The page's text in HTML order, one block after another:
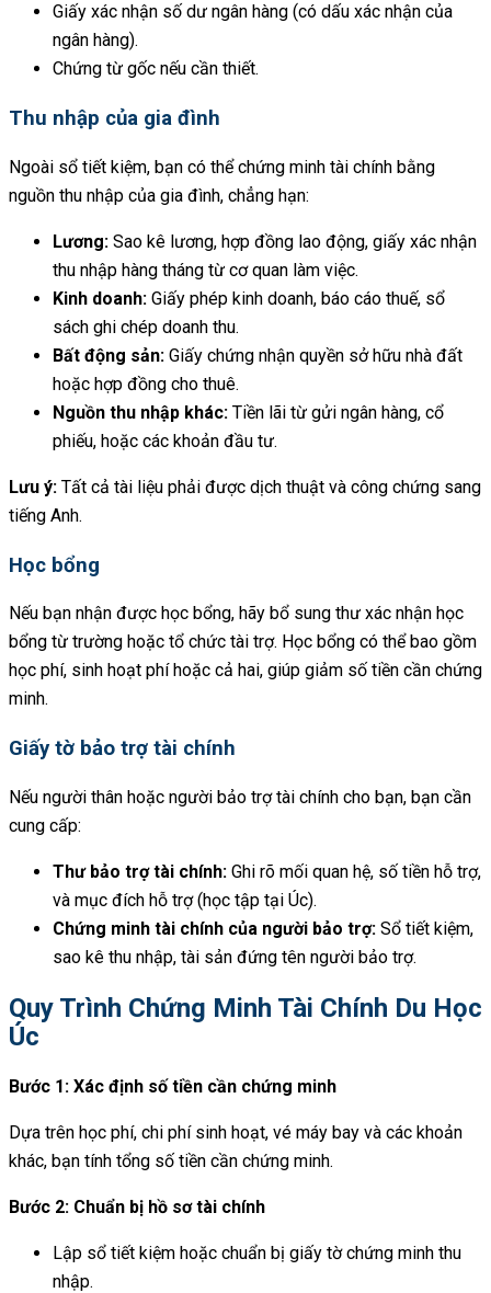
Giấy xác nhận số dư ngân hàng (có dấu xác nhận của
ngân hàng).
Chứng từ gốc nếu cần thiết.
Thu nhập của gia đình
Ngoài sổ tiết kiệm, bạn có thể chứng minh tài chính bằng
nguồn thu nhập của gia đình, chẳng hạn:
Lương: Sao kê lương, hợp đồng lao động, giấy xác nhận
thu nhập hàng tháng từ cơ quan làm việc.
Kinh doanh: Giấy phép kinh doanh, báo cáo thuế, sổ
sách ghi chép doanh thu.
Bất động sản: Giấy chứng nhận quyền sở hữu nhà đất
hoặc hợp đồng cho thuê.
Nguồn thu nhập khác: Tiền lãi từ gửi ngân hàng, cổ
phiếu, hoặc các khoản đầu tư.
Lưu ý: Tất cả tài liệu phải được dịch thuật và công chứng sang
tiếng Anh.
Học bổng
Nếu bạn nhận được học bổng, hãy bổ sung thư xác nhận học
bổng từ trường hoặc tổ chức tài trợ. Học bổng có thể bao gồm
học phí, sinh hoạt phí hoặc cả hai, giúp giảm số tiền cần chứng
minh.
Giấy tờ bảo trợ tài chính
Nếu người thân hoặc người bảo trợ tài chính cho bạn, bạn cần
cung cấp:
Thư bảo trợ tài chính: Ghi rõ mối quan hệ, số tiền hỗ trợ,
và mục đích hỗ trợ (học tập tại Úc).
Chứng minh tài chính của người bảo trợ: Sổ tiết kiệm,
sao kê thu nhập, tài sản đứng tên người bảo trợ.
Quy Trình Chứng Minh Tài Chính Du Học
Úc
Bước 1: Xác định số tiền cần chứng minh
Dựa trên học phí, chi phí sinh hoạt, vé máy bay và các khoản
khác, bạn tính tổng số tiền cần chứng minh.
Bước 2: Chuẩn bị hồ sơ tài chính
Lập sổ tiết kiệm hoặc chuẩn bị giấy tờ chứng minh thu
nhập.